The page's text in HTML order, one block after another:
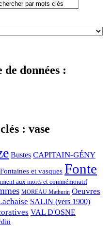
de données :
: vase
Bustes CAPITAIN-GÉNY
Fontaines et vasques Fonte
aux morts et commémoratif
MOREAU Mathurin Oeuvres
SALIN (vers 1900)
VAL D'OSNE